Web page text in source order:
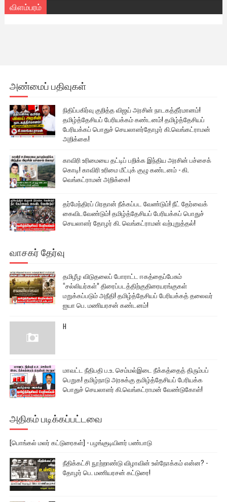
விளம்பரம்
அண்மைப் பதிவுகள்
நிதிப்பகிர்வு குறித்த விஜய் அரசின் நாடகத்தீர்மானம்!
தமிழ்த்தேசியப் பேரியக்கம் கண்டனம்! தமிழ்த்தேசியப்
பேரியக்கப் பொதுச் செயலாளர்தோழர் கி.வெங்கட்ராமன்
அறிக்கை!
காவிரி உரிமையை தட்டிப் பறிக்க இந்திய அரசின் பச்சைக்
கொடி! காவிரி உரிமை மீட்புக் குழு கண்டனம் - கி.
வெங்கட்ராமன் அறிக்கை!
தர்மேந்திரப் பிரதான் நீக்கப்பட வேண்டும்! நீட் தேர்வைக்
கைவிடவேண்டும்! தமிழ்த்தேசியப் பேரியக்கப் பொதுச்
செயலாளர் தோழர் கி. வெங்கட்ராமன் வற்புறுத்தல்!
வாசகர் தேர்வு
தமிழீழ விடுதலைப் போராட்ட ஈகத்தைப்பேசும்
“சல்லியர்கள்” திரைப்படத்திற்குதிரையரங்குகள்
மறுக்கப்படும் அநீதி! தமிழ்த்தேசியப் பேரியக்கத் தலைவர்
ஐயா பெ. மணியரசன் கண்டனம்!
H
மாவட்ட நீதிபதி ப.உ. செம்மல்இடை நீக்கத்தைத் திரும்பப்
பெறுக! தமிழ்நாடு அரசுக்கு தமிழ்த்தேசியப் பேரியக்க
பொதுச் செயலாளர் கி.வெங்கட்ராமன் வேண்டுகோள்!
அதிகம் படிக்கப்பட்டவை
[பொங்கல் மலர் கட்டுரைகள்] - பழங்குடியினர் பண்பாடு
நீதிக்கட்சி நூற்றாண்டு விழாவின் உள்நோக்கம் என்ன? -
தோழர் பெ. மணியரசன் கட்டுரை!